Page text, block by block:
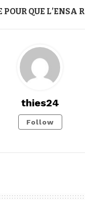
QUE L’ENSA
thies24
Follow